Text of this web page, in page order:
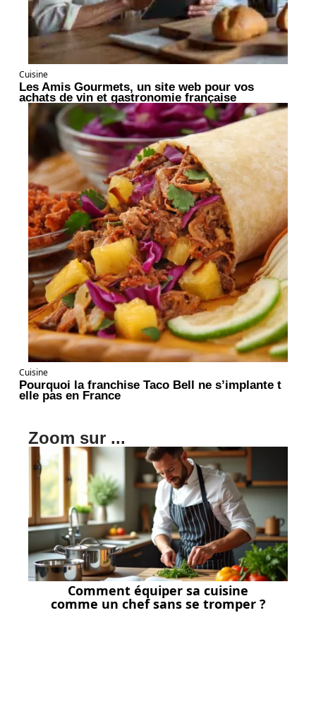
Cuisine
Les Amis Gourmets, un site web pour vos
achats de vin et gastronomie française
Cuisine
Pourquoi la franchise Taco Bell ne s’implante t
elle pas en France
Zoom sur ...
Comment équiper sa cuisine
comme un chef sans se tromper ?